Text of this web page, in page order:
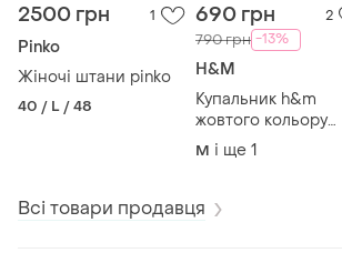
2500 грн 1
Pinko
Жіночі штани pinko
40 / L / 48
690 грн 2
790 грн -13%
H&M
Купальник h&m
жовтого кольору
якісний/розмір м-л
M і ще 1
Всі товари продавця